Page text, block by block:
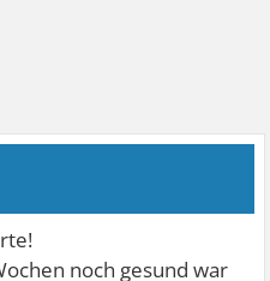
noch gesund war